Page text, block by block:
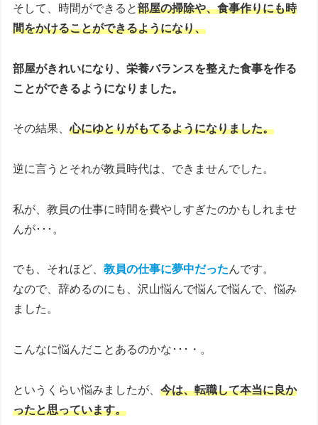
そして、時間ができると部屋の掃除や、食事作りにも時
間をかけることができるようになり、
部屋がきれいになり、栄養バランスを整えた食事を作る
ことができるようになりました。
その結果、心にゆとりがもてるようになりました。
逆に言うとそれが教員時代は、できませんでした。
私が、教員の仕事に時間を費やしすぎたのかもしれませ
んが･･･。
でも、それほど、教員の仕事に夢中だったんです。
なので、辞めるのにも、沢山悩んで悩んで悩んで、悩み
ました。
こんなに悩んだことあるのかな･･･・。
というくらい悩みましたが、今は、転職して本当に良か
ったと思っています。